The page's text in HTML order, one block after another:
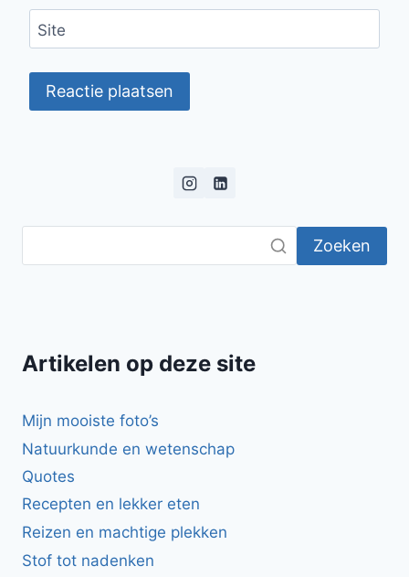
Site
Zoeken
Artikelen op deze site
Mijn mooiste foto’s
Natuurkunde en wetenschap
Quotes
Recepten en lekker eten
Reizen en machtige plekken
Stof tot nadenken